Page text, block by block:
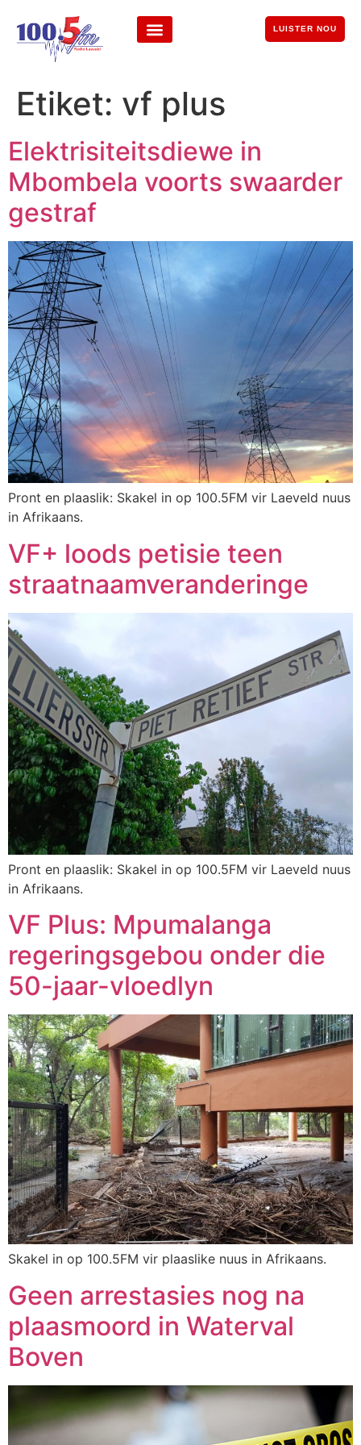
LUISTER NOU
Etiket: vf plus
Elektrisiteitsdiewe in
Mbombela voorts swaarder
gestraf
Pront en plaaslik: Skakel in op 100.5FM vir Laeveld nuus
in Afrikaans.
VF+ loods petisie teen
straatnaamveranderinge
Pront en plaaslik: Skakel in op 100.5FM vir Laeveld nuus
in Afrikaans.
VF Plus: Mpumalanga
regeringsgebou onder die
50-jaar-vloedlyn
Skakel in op 100.5FM vir plaaslike nuus in Afrikaans.
Geen arrestasies nog na
plaasmoord in Waterval
Boven